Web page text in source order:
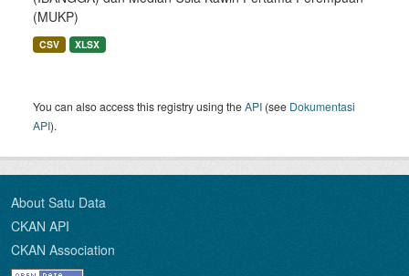
(MUKP)
CSV XLSX
You can also access this registry using theAPI (see Dokumentasi
API).
About Satu Data
CKAN API
CKAN Association